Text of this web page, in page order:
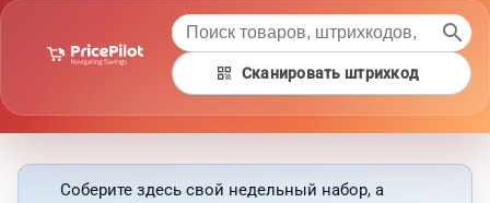
search
qr_code Сканировать штрихкод
Соберите здесь свой недельный набор, а